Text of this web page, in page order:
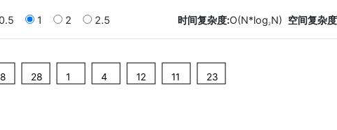
1 2 2.5 时间复杂度:O(N*log2 N) 空间复杂
28 1 4 12 11 23